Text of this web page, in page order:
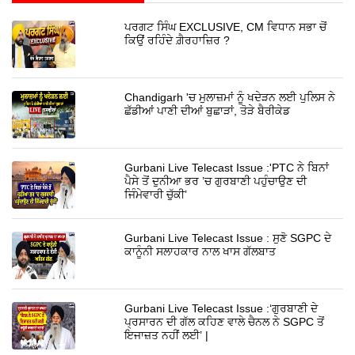
ਪਰਗਟ ਸਿੰਘ EXCLUSIVE, CM ਵਿਧਾਨ ਸਭਾ ਚੋਂ
ਕਿਉਂ ਰਹਿੰਦੇ ਗ਼ੈਰਹਾਜ਼ਿਰ ?
Chandigarh 'ਚ ਮੁਲਾਜ਼ਮਾਂ ਨੂੰ ਖਦੇੜਨ ਲਈ ਪੁਲਿਸ ਨੇ
ਛੱਡੀਆਂ ਪਾਣੀ ਦੀਆਂ ਬੁਛਾੜਾਂ, ਤੋੜੇ ਬੈਰੀਕੇਡ
Gurbani Live Telecast Issue :'PTC ਨੇ ਬਿਨਾਂ
ਪੈਸੇ ਤੋਂ ਦੁਨੀਆ ਭਰ ’ਚ ਗੁਰਬਾਣੀ ਪਹੁੰਚਾਉਣ ਦੀ
ਜਿੰਮੇਵਾਰੀ ਚੁੱਕੀ’
Gurbani Live Telecast Issue : ਸੁਣੋ SGPC ਦੇ
ਕਾਨੂੰਨੀ ਸਲਾਹਕਾਰ ਨਾਲ ਖਾਸ ਗੱਲਬਾਤ
Gurbani Live Telecast Issue :‘ਗੁਰਬਾਣੀ ਦੇ
ਪ੍ਰਸਾਰਨ ਦੀ ਗੱਲ ਕਹਿਣ ਵਾਲੇ ਚੈਨਲ ਨੇ SGPC ਤੋਂ
ਇਜਾਜ਼ਤ ਨਹੀਂ ਲਈ’ |